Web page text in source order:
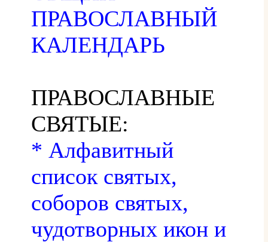
ПРАВОСЛАВНЫЙ
КАЛЕНДАРЬ
ПРАВОСЛАВНЫЕ
СВЯТЫЕ:
* Алфавитный
список святых,
соборов святых,
чудотворных икон и